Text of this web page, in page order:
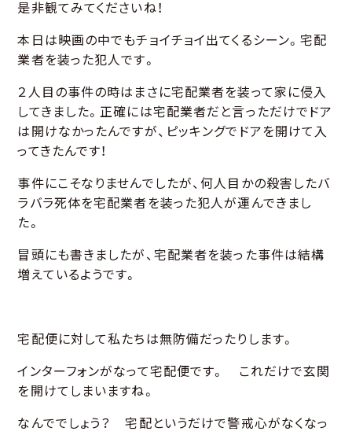
是非観てみてくださいね！
本日は映画の中でもチョイチョイ出てくるシーン。宅配
業者を装った犯人です。
２人目の事件の時はまさに宅配業者を装って家に侵入
してきました。正確には宅配業者だと言っただけでドア
は開けなかったんですが、ピッキングでドアを開けて入
ってきたんです！
事件にこそなりませんでしたが、何人目かの殺害したバ
ラバラ死体を宅配業者を装った犯人が運んできまし
た。
冒頭にも書きましたが、宅配業者を装った事件は結構
増えているようです。
宅配便に対して私たちは無防備だったりします。
インターフォンがなって宅配便です。 これだけで玄関
を開けてしまいますね。
なんででしょう？ 宅配というだけで警戒心がなくなっ